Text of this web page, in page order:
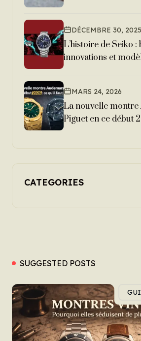
DÉCEMBRE 30, 2025
L’histoire de Seiko :
innovations et
MARS 24, 2026
La nouvelle montre
Piguet en ce début
CATEGORIES
SUGGESTED POSTS